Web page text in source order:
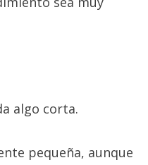
algo corta.
pequeña, aunque